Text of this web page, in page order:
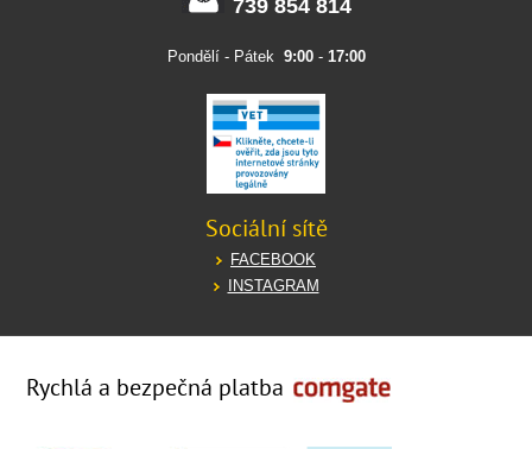
739 854 814
Pondělí - Pátek 9:00- 17:00
Sociální sítě
FACEBOOK
INSTAGRAM
Rychlá a bezpečná platba